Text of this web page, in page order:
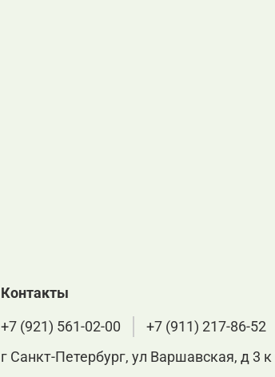
Контакты
+7 (921) 561-02-00
+7 (911) 217-86-52
г Санкт-Петербург, ул Варшавская, д 3 к